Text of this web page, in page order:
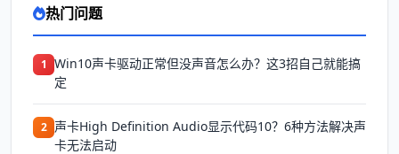
热门问题
1 Win10声卡驱动正常但没声音怎么办？这3招自己就能搞
定
2 声卡High Definition Audio显示代码10？6种方法解决声
卡无法启动